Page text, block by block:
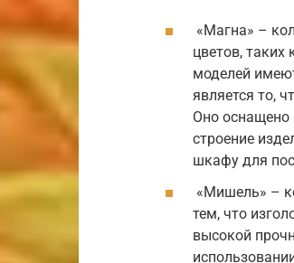
«Магна» –
цветов,
моделей
является то,
Оно оснащено
строение
шкафу для
«Мишель» –
тем, что
высокой